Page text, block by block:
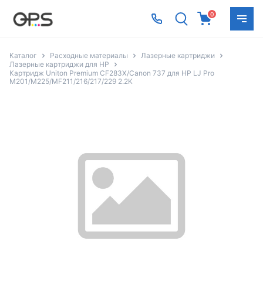
0
Каталог Расходные материалы
Лазерные картриджи
Лазерные картриджи для HP
Картридж Uniton Premium CF283X/Canon 737 для HP LJ Pro
M201/M225/MF211/216/217/229 2.2K